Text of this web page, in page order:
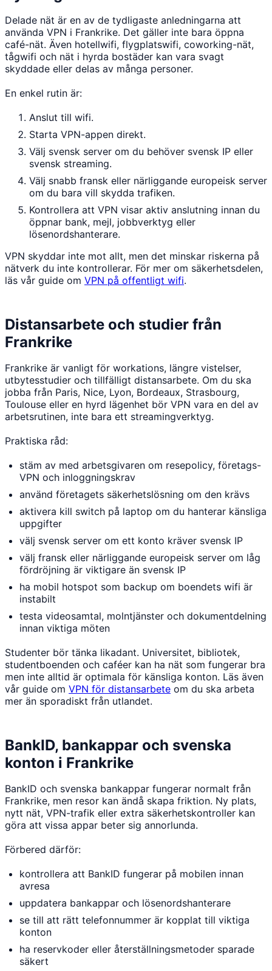
Delade nät är en av de tydligaste anledningarna att
använda VPN i Frankrike. Det gäller inte bara öppna
café-nät. Även hotellwifi, flygplatswifi, coworking-nät,
tågwifi och nät i hyrda bostäder kan vara svagt
skyddade eller delas av många personer.
En enkel rutin är:
Anslut till wifi.
Starta VPN-appen direkt.
Välj svensk server om du behöver svensk IP eller
svensk streaming.
Välj snabb fransk eller närliggande europeisk server
om du bara vill skydda trafiken.
Kontrollera att VPN visar aktiv anslutning innan du
öppnar bank, mejl, jobbverktyg eller
lösenordshanterare.
VPN skyddar inte mot allt, men det minskar riskerna på
nätverk du inte kontrollerar. För mer om säkerhetsdelen,
läs vår guide om VPN på offentligt wifi.
Distansarbete och studier från
Frankrike
Frankrike är vanligt för workations, längre vistelser,
utbytesstudier och tillfälligt distansarbete. Om du ska
jobba från Paris, Nice, Lyon, Bordeaux, Strasbourg,
Toulouse eller en hyrd lägenhet bör VPN vara en del av
arbetsrutinen, inte bara ett streamingverktyg.
Praktiska råd:
stäm av med arbetsgivaren om resepolicy, företags-
VPN och inloggningskrav
använd företagets säkerhetslösning om den krävs
aktivera kill switch på laptop om du hanterar känsliga
uppgifter
välj svensk server om ett konto kräver svensk IP
välj fransk eller närliggande europeisk server om låg
fördröjning är viktigare än svensk IP
ha mobil hotspot som backup om boendets wifi är
instabilt
testa videosamtal, molntjänster och dokumentdelning
innan viktiga möten
Studenter bör tänka likadant. Universitet, bibliotek,
studentboenden och caféer kan ha nät som fungerar bra
men inte alltid är optimala för känsliga konton. Läs även
vår guide om VPN för distansarbete om du ska arbeta
mer än sporadiskt från utlandet.
BankID, bankappar och svenska
konton i Frankrike
BankID och svenska bankappar fungerar normalt från
Frankrike, men resor kan ändå skapa friktion. Ny plats,
nytt nät, VPN-trafik eller extra säkerhetskontroller kan
göra att vissa appar beter sig annorlunda.
Förbered därför:
kontrollera att BankID fungerar på mobilen innan
avresa
uppdatera bankappar och lösenordshanterare
se till att rätt telefonnummer är kopplat till viktiga
konton
ha reservkoder eller återställningsmetoder sparade
säkert